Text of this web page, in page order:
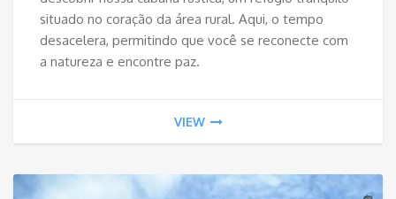
situado no coração da área rural. Aqui, o tempo
desacelera, permitindo que você se reconecte com
a natureza e encontre paz.
VIEW